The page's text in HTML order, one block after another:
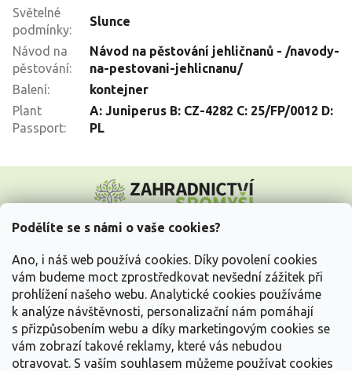
Podělíte se s námi o vaše cookies?
Ano, i náš web používá cookies. Díky povolení cookies
vám budeme moct zprostředkovat nevšední zážitek při
prohlížení našeho webu. Analytické cookies používáme
k analýze návštěvnosti, personalizační nám pomáhají
s přizpůsobením webu a díky marketingovým cookies se
vám zobrazí takové reklamy, které vás nebudou
otravovat. S vaším souhlasem můžeme používat cookies
Světelné
podmínky:
Slunce
Návod na
pěstování:
Návod na pěstování jehličnanů - /navody-
na-pestovani-jehlicnanu/
Balení:
kontejner
Plant
Passport:
A: Juniperus B: CZ-4282 C: 25/FP/0012 D:
PL
p
Vše o nákupu
Informace pro Vás
Kontakujte nás